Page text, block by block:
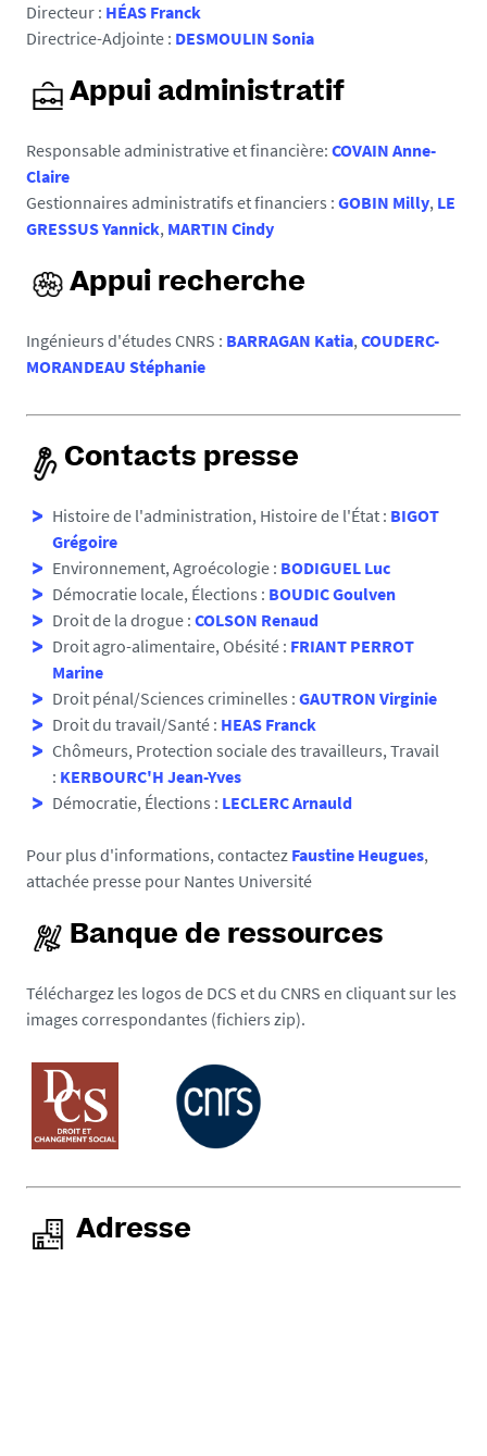
Directeur : HÉAS Franck
Directrice-Adjointe : DESMOULIN Sonia
Appui administratif
Responsable administrative et financière: COVAIN Anne-
Claire
Gestionnaires administratifs et financiers : GOBIN Milly, LE
GRESSUS Yannick, MARTIN Cindy
Appui recherche
Ingénieurs d'études CNRS : BARRAGAN Katia,COUDERC-
MORANDEAU Stéphanie
Contacts presse
Histoire de l'administration, Histoire de l'État : BIGOT
Grégoire
Environnement, Agroécologie : BODIGUEL Luc
Démocratie locale, Élections : BOUDIC Goulven
Droit de la drogue : COLSON Renaud
Droit agro-alimentaire, Obésité : FRIANT PERROT
Marine
Droit pénal/Sciences criminelles : GAUTRON Virginie
Droit du travail/Santé : HEAS Franck
Chômeurs, Protection sociale des travailleurs, Travail
: KERBOURC'H Jean-Yves
Démocratie, Élections : LECLERC Arnauld
Pour plus d'informations, contactez Faustine Heugues,
attachée presse pour Nantes Université
Banque de ressources
Téléchargez les logos de DCS et du CNRS en cliquant sur les
images correspondantes (fichiers zip).
Adresse